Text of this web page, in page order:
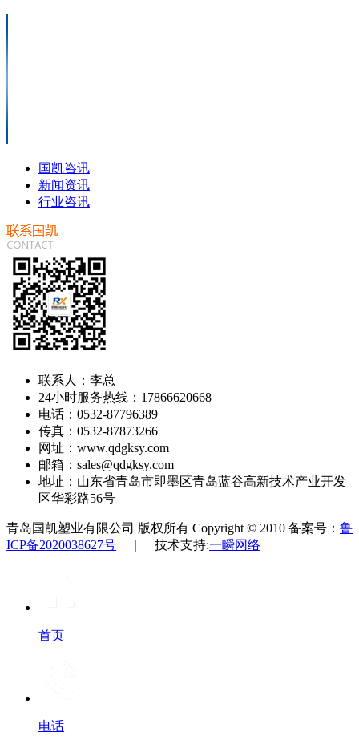
国凯咨讯
新闻资讯
行业咨讯
联系人：李总
24小时服务热线：17866620668
电话：0532-87796389
传真：0532-87873266
网址：www.qdgksy.com
邮箱：sales@qdgksy.com
地址：山东省青岛市即墨区青岛蓝谷高新技术产业开发
区华彩路56号
青岛国凯塑业有限公司 版权所有 Copyright © 2010 备案号： 鲁
ICP备2020038627号 ｜ 技术支持:一瞬网络
首页
电话